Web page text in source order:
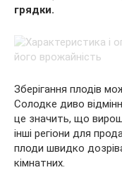
грядки.
Зберігання плодів
Солодке диво
це значить, що
інші регіони для
плоди швидко
кімнатних.